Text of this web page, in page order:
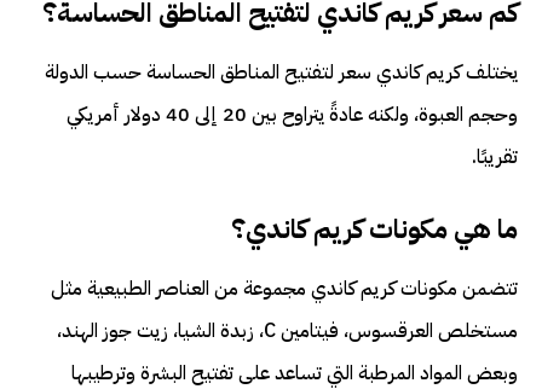
كم سعر كريم كاندي لتفتيح المناطق الحساسة؟
يختلف كريم كاندي سعر لتفتيح المناطق الحساسة حسب الدولة
وحجم العبوة، ولكنه عادةً يتراوح بين 20 إلى 40 دولار أمريكي
تقريبًا.
ما هي مكونات كريم كاندي؟
تتضمن مكونات كريم كاندي مجموعة من العناصر الطبيعية مثل
مستخلص العرقسوس، فيتامين C، زبدة الشيا، زيت جوز الهند،
وبعض المواد المرطبة التي تساعد على تفتيح البشرة وترطيبها